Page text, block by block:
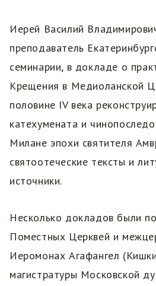
Иерей Василий
преподаватель
семинарии, в докладе о
Крещения в Медиоланской
половине IV века
катехумената и
Милане эпохи святителя
святоотеческие тексты и
источники.
Несколько докладов были
Поместных Церквей и
Иеромонах Агафангел
магистратуры Московской